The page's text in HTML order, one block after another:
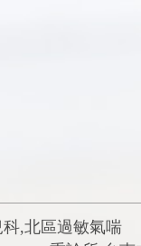
,北區過敏氣喘